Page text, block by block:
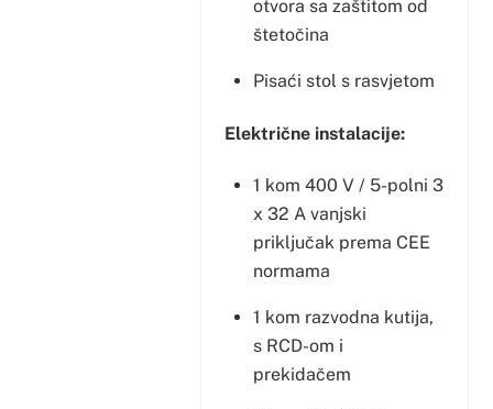
otvora sa zaštitom od
štetočina
Pisaći stol s rasvjetom
Električne instalacije:
1 kom 400 V / 5-polni 3
x 32 A vanjski
priključak prema CEE
normama
1 kom razvodna kutija,
s RCD-om i
prekidačem